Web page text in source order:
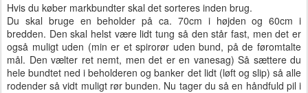
Hvis du køber markbundter skal det sorteres inden brug.
Du skal bruge en beholder på ca. 70cm i højden og 60cm i
bredden. Den skal helst være lidt tung så den står fast, men det er
også muligt uden (min er et spirorør uden bund, på de føromtalte
mål. Den vælter ret nemt, men det er en vanesag) Så sættere du
hele bundtet ned i beholderen og banker det lidt (løft og slip) så alle
rodender så vidt muligt rør bunden. Nu tager du så en håndfuld pil i